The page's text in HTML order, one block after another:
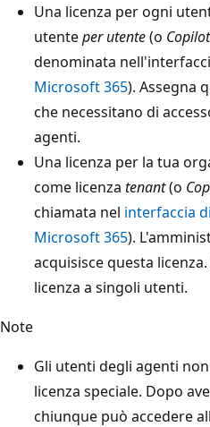
Una licenza per ogni
utenteper utente(o
denominata
Microsoft 365). Assegna
che necessitano di
agenti.
Una licenza per la tua
come licenza tenant(o
chiamata nel interfaccia
Microsoft 365).
acquisisce questa
licenza a singoli utenti.
Note
Gli utenti degli agenti
licenza speciale. Dopo
chiunque può accedere